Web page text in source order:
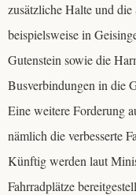
zusätzliche Halte und
beispielsweise in
Gutenstein sowie die
Busverbindungen in die
Eine weitere Forderung
nämlich die verbesserte
Künftig werden laut
Fahrradplätze